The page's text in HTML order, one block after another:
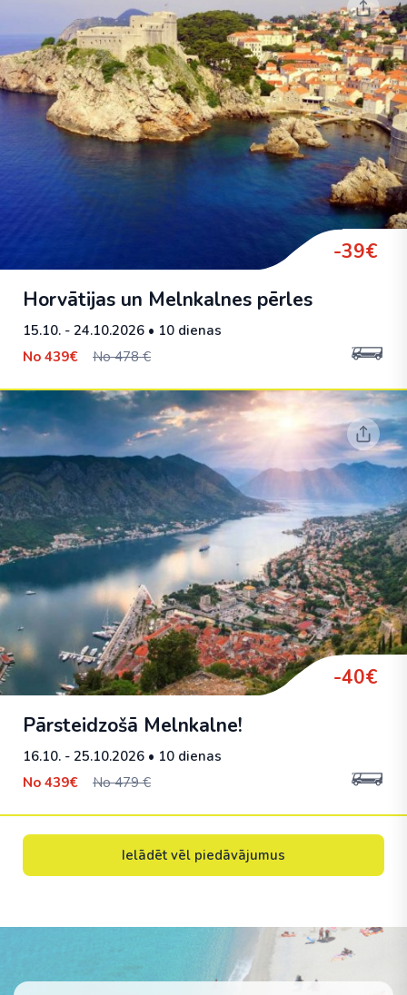
-39€
Horvātijas un Melnkalnes pērles
15.10. - 24.10.2026 • 10 dienas
No 439€ No 478 €
-40€
Pārsteidzošā Melnkalne!
16.10. - 25.10.2026 • 10 dienas
No 439€ No 479 €
Ielādēt vēl piedāvājumus